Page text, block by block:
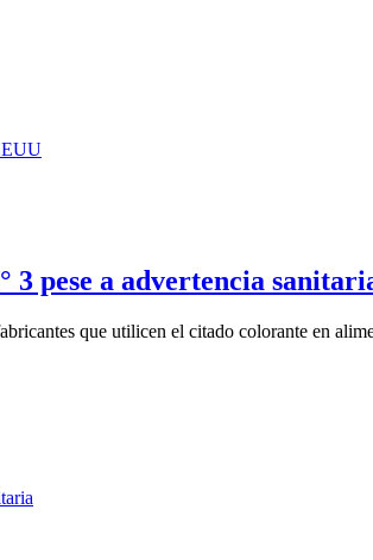
3 pese a advertencia
que utilicen el citado colorante en